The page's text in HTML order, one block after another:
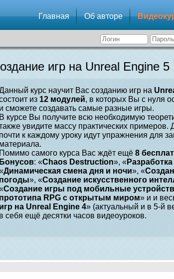
Главная Об авторе
игр на Unreal Engine 5
курс научит Вас созданию игр на
из 12 модулей, в которых Вы с нуля
и сможете создавать самые разные игры.
В курсе Вы получите всю необходимую
увидите массу практических примеров.
почти к каждому уроку идут упражнения для
материала.
Помимо самого курса Вас ждёт ещё 8
Бонусов: «Chaos Destruction», «
Динамическая смена дня и ночи», «
погоды», «Создание искусственного
Создание игры под мобильные
прототипа RPG с открытым миром» и и
игр на Unreal Engine 4» (актуальный и в 5-й
в себя ещё десятки часов видеоуроков.